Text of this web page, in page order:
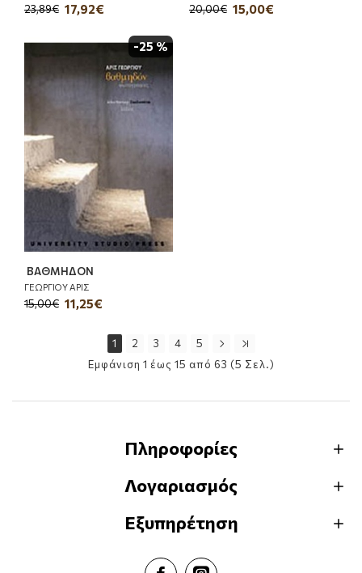
17,92€
23,89€ 15,00€
20,00€
-25 %
ΒΑΘΜΗΔΟΝ
ΓΕΩΡΓΙΟΥ ΑΡΙΣ
11,25€
15,00€
1 2 3 4
5
Εμφάνιση 1 έως 15 από 63 (5 Σελ.)
Πληροφορίες
Λογαριασμός
Εξυπηρέτηση